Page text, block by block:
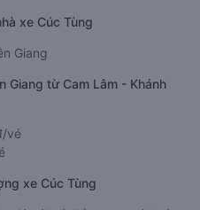
xe Cúc Tùng
Giang
Giang từ Cam Lâm - Khánh
vé
xe Cúc Tùng